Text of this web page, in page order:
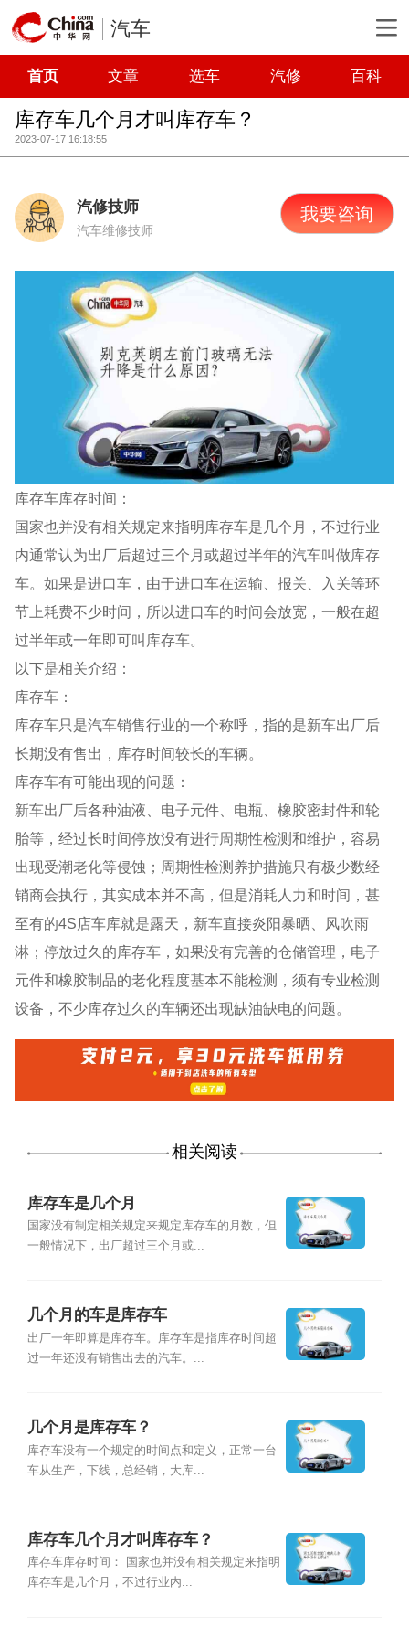
汽车
首页 文章 选车 汽修 百科
库存车几个月才叫库存车？
2023-07-17 16:18:55
汽修技师
汽车维修技师
我要咨询
库存车库存时间：
国家也并没有相关规定来指明库存车是几个月，不过行业
内通常认为出厂后超过三个月或超过半年的汽车叫做库存
车。如果是进口车，由于进口车在运输、报关、入关等环
节上耗费不少时间，所以进口车的时间会放宽，一般在超
过半年或一年即可叫库存车。
以下是相关介绍：
库存车：
库存车只是汽车销售行业的一个称呼，指的是新车出厂后
长期没有售出，库存时间较长的车辆。
库存车有可能出现的问题：
新车出厂后各种油液、电子元件、电瓶、橡胶密封件和轮
胎等，经过长时间停放没有进行周期性检测和维护，容易
出现受潮老化等侵蚀；周期性检测养护措施只有极少数经
销商会执行，其实成本并不高，但是消耗人力和时间，甚
至有的4S店车库就是露天，新车直接炎阳暴晒、风吹雨
淋；停放过久的库存车，如果没有完善的仓储管理，电子
元件和橡胶制品的老化程度基本不能检测，须有专业检测
设备，不少库存过久的车辆还出现缺油缺电的问题。
相关阅读
库存车是几个月
国家没有制定相关规定来规定库存车的月数，但
一般情况下，出厂超过三个月或...
几个月的车是库存车
出厂一年即算是库存车。库存车是指库存时间超
过一年还没有销售出去的汽车。...
几个月是库存车？
库存车没有一个规定的时间点和定义，正常一台
车从生产，下线，总经销，大库...
库存车几个月才叫库存车？
库存车库存时间： 国家也并没有相关规定来指明
库存车是几个月，不过行业内...